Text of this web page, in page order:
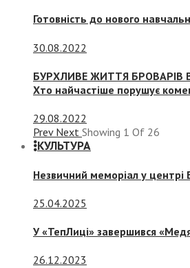
Готовність до нового
30.08.2022
БУРХЛИВЕ ЖИТТЯ БРОВАРІВ
Хто найчастіше порушує
29.08.2022
Prev Next Showing 1 Of 26
КУЛЬТУРА
Незвичний меморіал у
25.04.2025
У «ТепЛиці» завершився
26.12.2023